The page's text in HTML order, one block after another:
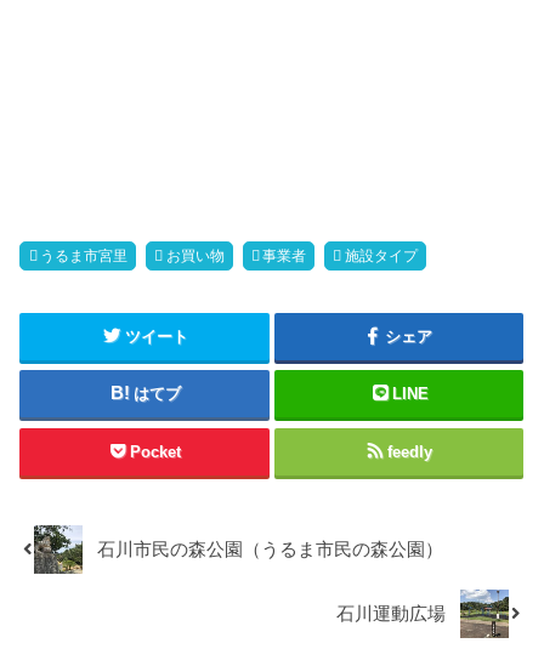
うるま市宮里 お買い物 事業者 施設タイプ
ツイート シェア
はてブ LINE
Pocket feedly
石川市民の森公園（うるま市民の森公園）
石川運動広場